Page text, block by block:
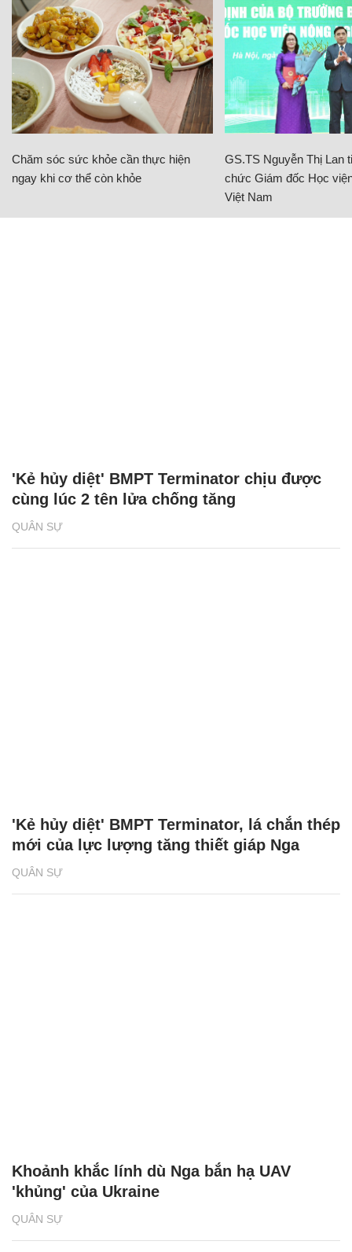
Chăm sóc sức khỏe cần thực hiện
ngay khi cơ thể còn khỏe
GS.TS Nguyễn Thị Lan
chức Giám đốc Học
Việt Nam
QUÂN SỰ
'Kẻ hủy diệt' BMPT Terminator chịu được
cùng lúc 2 tên lửa chống tăng
QUÂN SỰ
'Kẻ hủy diệt' BMPT Terminator, lá chắn thép
mới của lực lượng tăng thiết giáp Nga
QUÂN SỰ
Khoảnh khắc lính dù Nga bắn hạ UAV
'khủng' của Ukraine